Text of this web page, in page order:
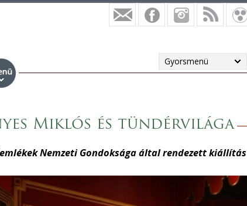
Gyorsmenü
Miklós és tündérvilága
Nemzeti Gondoksága által rendezett kiállítás